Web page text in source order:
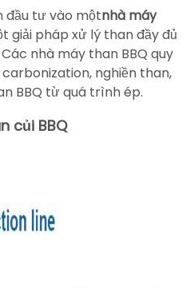
đầu tư vào mộtnhà máy
giải pháp xử lý than đầy đủ
nhà máy than BBQ quy
nghiền than,
BBQ từ quá trình ép.
củi BBQ